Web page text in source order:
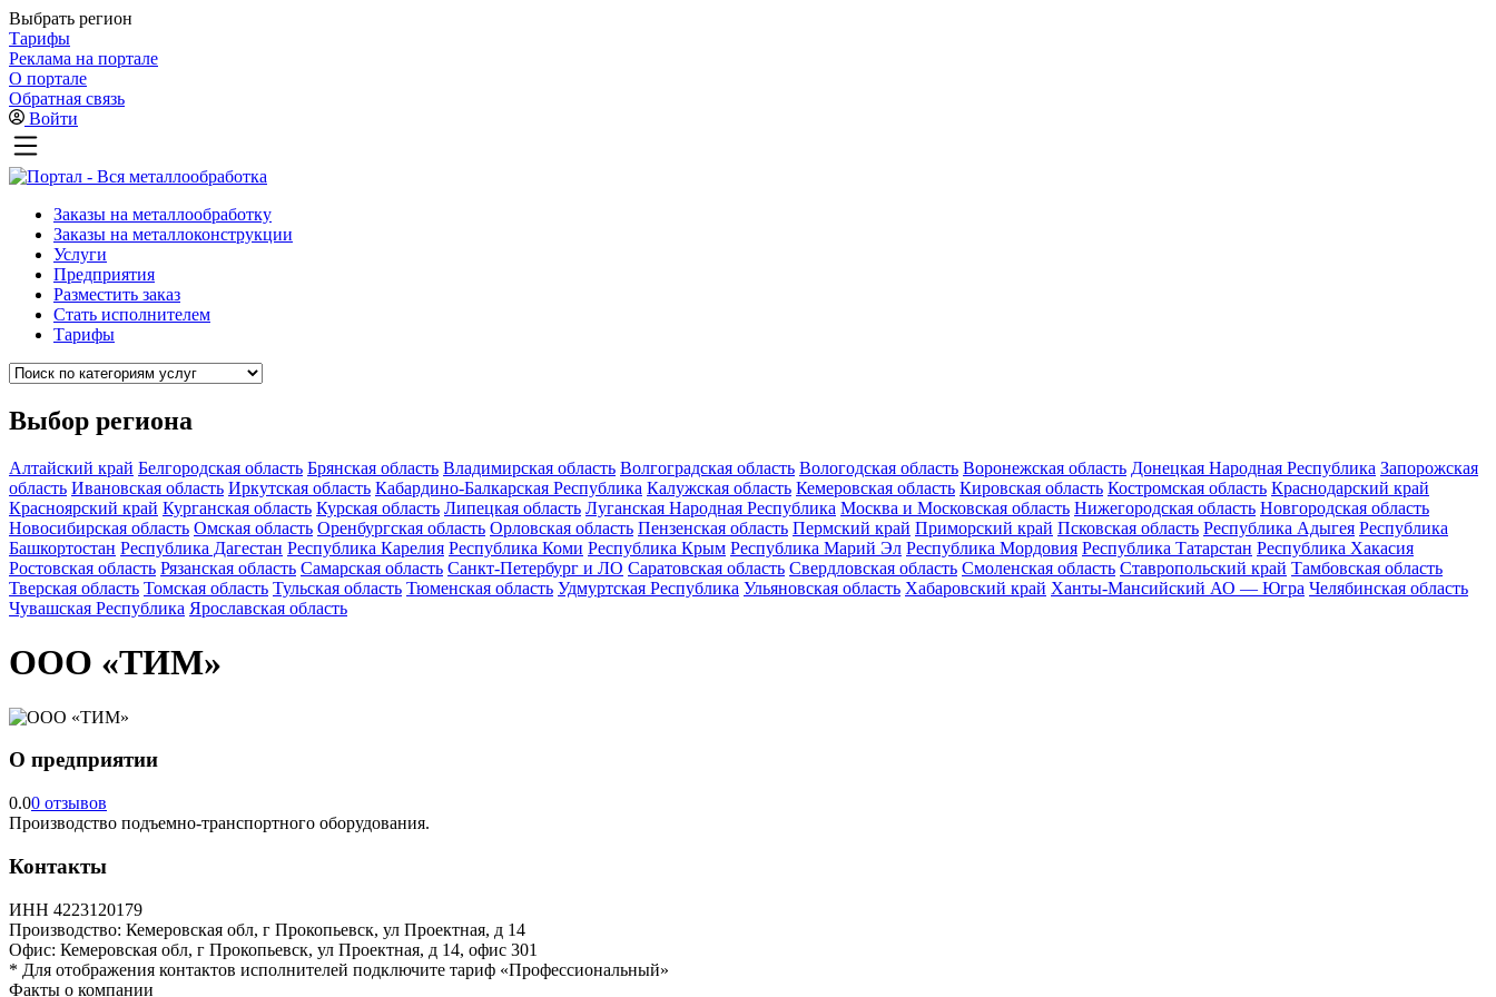
Выбрать регион
Тарифы
Реклама на портале
О портале
Обратная связь
Войти
Заказы на металлообработку
Заказы на металлоконструкции
Услуги
Предприятия
Разместить заказ
Стать исполнителем
Тарифы
Выбор региона
Алтайский край Белгородская область Брянская область Владимирская область Волгоградская область Вологодская область Воронежская область Донецкая Народная Республика Запорожская
область Ивановская область Иркутская область Кабардино-Балкарская Республика Калужская область Кемеровская область Кировская область Костромская область Краснодарский край
Красноярский край Курганская область Курская область Липецкая область Луганская Народная Республика Москва и Московская область Нижегородская область Новгородская область
Новосибирская область Омская область Оренбургская область Орловская область Пензенская область Пермский край Приморский край Псковская область Республика Адыгея Республика
Башкортостан Республика Дагестан Республика Карелия Республика Коми Республика Крым Республика Марий Эл Республика Мордовия Республика Татарстан Республика Хакасия
Ростовская область Рязанская область Самарская область Санкт-Петербург и ЛО Саратовская область Свердловская область Смоленская область Ставропольский край Тамбовская область
Тверская область Томская область Тульская область Тюменская область Удмуртская Республика Ульяновская область Хабаровский край Ханты-Мансийский АО — Югра Челябинская область
Чувашская Республика Ярославская область
ООО «ТИМ»
О предприятии
0.00 отзывов
Производство подъемно-транспортного оборудования.
Контакты
ИНН 4223120179
Производство: Кемеровская обл, г Прокопьевск, ул Проектная, д 14
Офис: Кемеровская обл, г Прокопьевск, ул Проектная, д 14, офис 301
* Для отображения контактов исполнителей подключите тариф «Профессиональный»
Факты о компании